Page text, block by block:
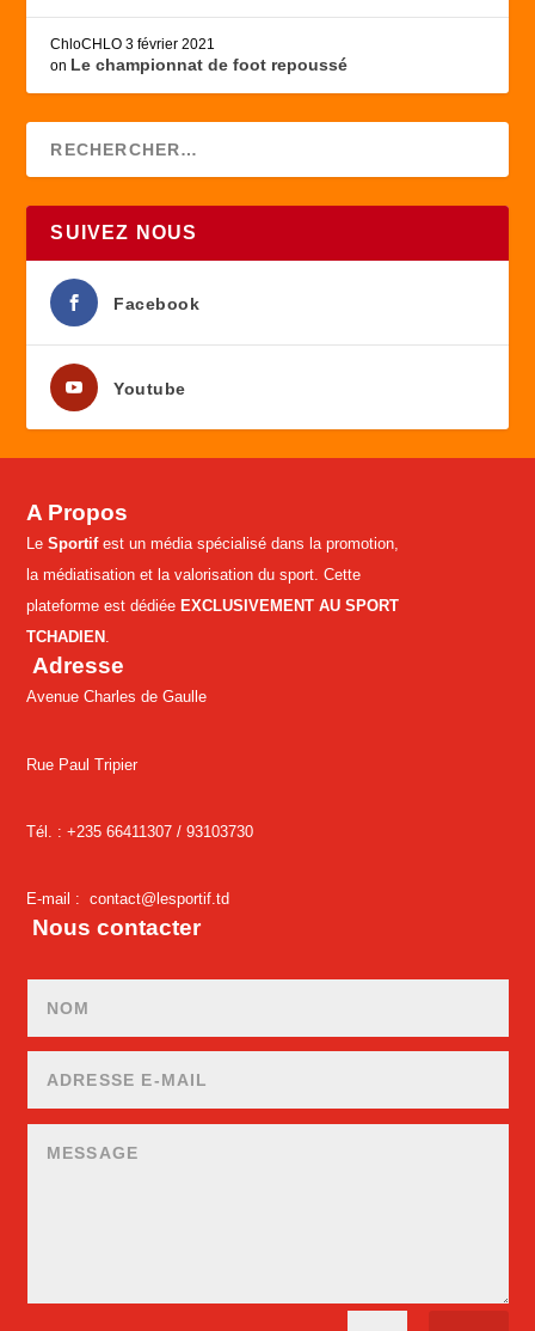
ChloCHLO 3 février 2021
on Le championnat de foot repoussé
SUIVEZ NOUS
Facebook
Youtube
A Propos
LeSportifest un média spécialisé dans la promotion,
la médiatisation et la valorisation du sport. Cette
plateforme est dédiée EXCLUSIVEMENT AU SPORT
TCHADIEN .
Adresse
Avenue Charles de Gaulle
Rue Paul Tripier
Tél. : +235 66411307 /93103730
E-mail :contact@lesportif.td
Nous contacter